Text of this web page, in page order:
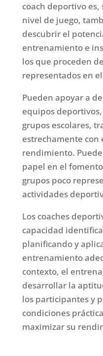
coach deportivo
nivel de juego,
descubrir el
entrenamiento e
los que proceden
representados en
Pueden apoyar a
equipos
grupos escolares,
estrechamente con
rendimiento.
papel en el
grupos poco
actividades
Los coaches
capacidad
planificando y
entrenamiento
contexto, el
desarrollar la
los participantes y
condiciones
maximizar su